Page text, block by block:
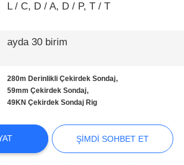
L / C, D / A, D / P, T / T
ayda 30 birim
280m Derinlikli Çekirdek Sondaj,
59mm Çekirdek Sondaj,
49KN Çekirdek Sondaj Rig
ŞIMDI SOHBET ET